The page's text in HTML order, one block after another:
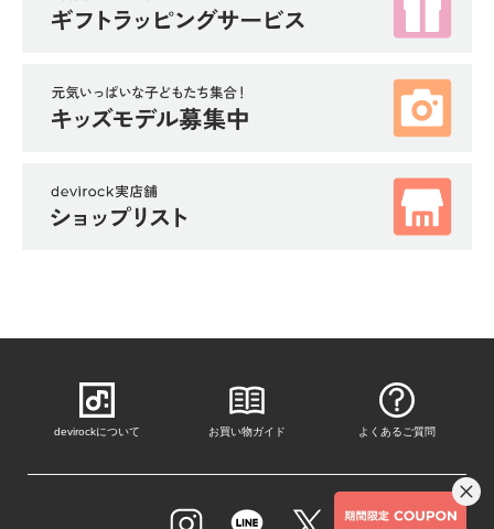
devirockについて お買い物ガイド よくあるご質問